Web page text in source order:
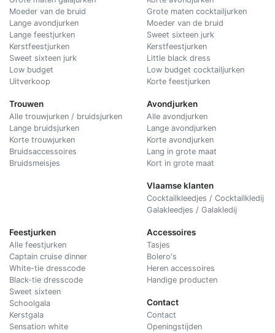
Moeder van de bruid
Lange avondjurken
Lange feestjurken
Kerstfeestjurken
Sweet sixteen jurk
Low budget
Uitverkoop
Trouwen
Alle trouwjurken / bruidsjurken
Lange bruidsjurken
Korte trouwjurken
Bruidsaccessoires
Bruidsmeisjes
Grote maten cocktailjurken
Moeder van de bruid
Sweet sixteen jurk
Kerstfeestjurken
Little black dress
Low budget cocktailjurken
Korte feestjurken
Avondjurken
Alle avondjurken
Lange avondjurken
Korte avondjurken
Lang in grote maat
Kort in grote maat
Vlaamse klanten
Cocktailkleedjes / Cocktailkledij
Galakleedjes / Galakledij
Feestjurken
Alle feestjurken
Captain cruise dinner
White-tie dresscode
Black-tie dresscode
Sweet sixteen
Schoolgala
Kerstgala
Sensation white
Accessoires
Tasjes
Bolero's
Heren accessoires
Handige producten
Contact
Contact
Openingstijden